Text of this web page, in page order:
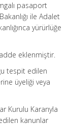
pasaport
ile Adalet
yürürlüğe
eklenmiştir.
tespit edilen
üyeliği veya
Kurulu Kararıyla
kanunlar